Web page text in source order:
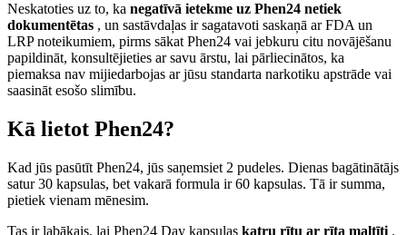
Neskatoties uz to, ka negatīvā ietekme uz Phen24 netiek
dokumentētas , un sastāvdaļas ir sagatavoti saskaņā ar FDA un
LRP noteikumiem, pirms sākat Phen24 vai jebkuru citu novājēšanu
papildināt, konsultējieties ar savu ārstu, lai pārliecinātos, ka
piemaksa nav mijiedarbojas ar jūsu standarta narkotiku apstrāde vai
saasināt esošo slimību.
Kā lietot Phen24?
Kad jūs pasūtīt Phen24, jūs saņemsiet 2 pudeles. Dienas bagātinātājs
satur 30 kapsulas, bet vakarā formula ir 60 kapsulas. Tā ir summa,
pietiek vienam mēnesim.
Tas ir labākais, lai Phen24 Day kapsulas katru rītu ar rīta maltīti .